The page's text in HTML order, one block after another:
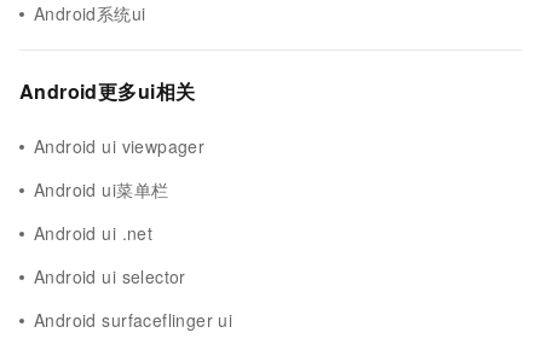
Android系统ui
Android更多ui相关
Android ui viewpager
Android ui菜单栏
Android ui .net
Android ui selector
Android surfaceflinger ui